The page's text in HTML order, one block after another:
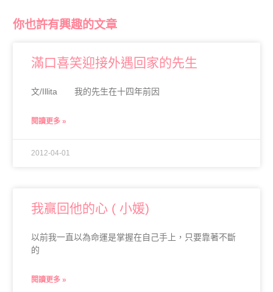
你也許有興趣的文章
滿口喜笑迎接外遇回家的先生
文/Illita 我的先生在十四年前因
閱讀更多 »
2012-04-01
我贏回他的心 ( 小媛)
以前我一直以為命運是掌握在自己手上，只要靠著不斷
的
閱讀更多 »